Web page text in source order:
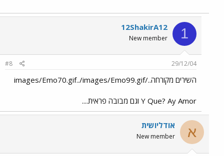
1
12ShakirA12
New member
29/12/04
#8
השירים מקורחה../images/Emo70.gif../images/Emo99.gif
Y Que? Ay Amor וגם מבובה פראית....
א אודליושית
New member